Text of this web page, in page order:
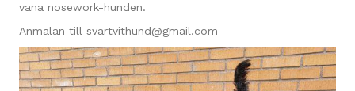
vana nosework-hunden.
Anmälan till svartvithund@gmail.com